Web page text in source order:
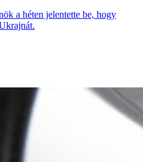
a héten jelentette be, hogy